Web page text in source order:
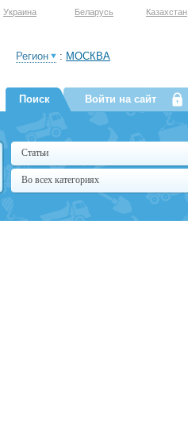
Украина Беларусь Казахстан
Регион : МОСКВА
Поиск Войти на сайт
Статьи
Во всех категориях